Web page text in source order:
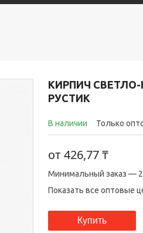
КИРПИЧ
РУСТИК
В наличии Только
от 426,77 ₸
Минимальный заказ —
Показать все оптовые
Купить